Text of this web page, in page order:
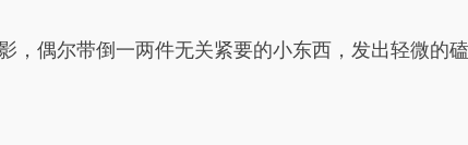
，偶尔带倒一两件无关紧要的小东西，发出轻微的